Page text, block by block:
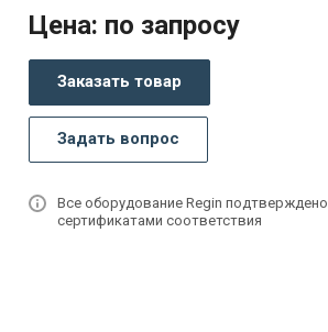
Цена: по запросу
Заказать товар
Задать вопрос
Все оборудование Regin подтверждено
сертификатами соответствия